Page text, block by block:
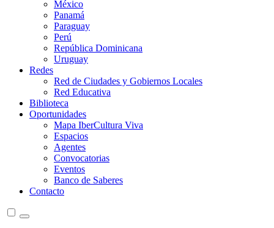
México
Panamá
Paraguay
Perú
República Dominicana
Uruguay
Redes
Red de Ciudades y Gobiernos Locales
Red Educativa
Biblioteca
Oportunidades
Mapa IberCultura Viva
Espacios
Agentes
Convocatorias
Eventos
Banco de Saberes
Contacto